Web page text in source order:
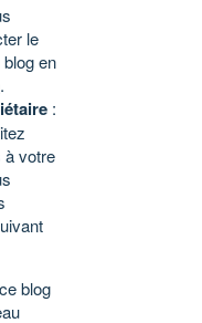
le
en
.
:
à votre
blog